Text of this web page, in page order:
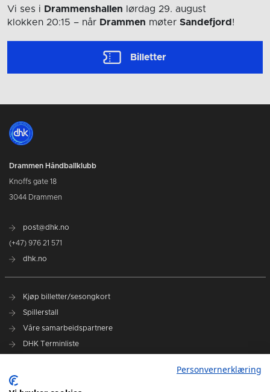
Vi ses i Drammenshallen lørdag 29. august
klokken 20:15 – når Drammen møter Sandefjord!
Billetter
Drammen Håndballklubb
Knoffs gate 18
3044 Drammen
post@dhk.no
(+47) 976 21 571
dhk.no
Kjøp billetter/sesongkort
Spillerstall
Våre samarbeidspartnere
DHK Terminliste
DHK på Instagram
Personvernerklæring